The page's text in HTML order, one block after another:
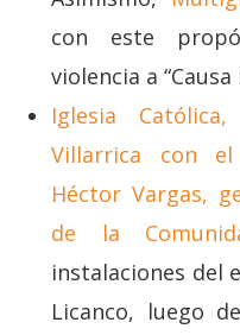
con este
violencia a “Causa
Iglesia
Villarrica con
Héctor Vargas,
de la
instalaciones del
Licanco, luego